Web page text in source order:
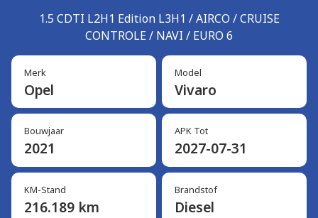
1.5 CDTI L2H1 Edition L3H1 / AIRCO / CRUISE
CONTROLE / NAVI / EURO 6
Merk
Opel
Model
Vivaro
Bouwjaar
2021
APK Tot
2027-07-31
KM-Stand
216.189 km
Brandstof
Diesel